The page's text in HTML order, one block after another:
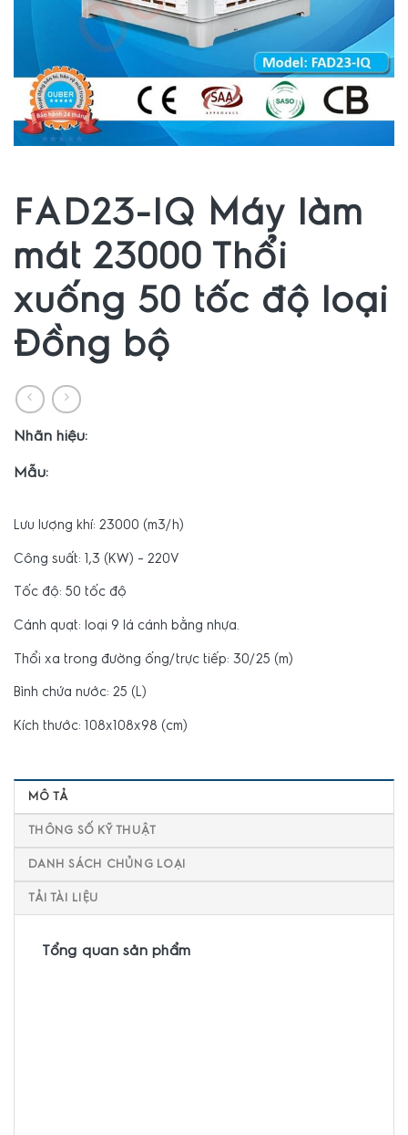
FAD23-IQ Máy làm
mát 23000 Thổi
xuống 50 tốc độ loại
Đồng bộ
Nhãn hiệu:
Mẫu:
Lưu lượng khí: 23000 (m3/h)
Công suất: 1,3 (KW) – 220V
Tốc độ: 50 tốc độ
Cánh quạt: loại 9 lá cánh bằng nhựa.
Thổi xa trong đường ống/trực tiếp: 30/25 (m)
Bình chứa nước: 25 (L)
Kích thước: 108x108x98 (cm)
MÔ TẢ
THÔNG SỐ KỸ THUẬT
DANH SÁCH CHỦNG LOẠI
TẢI TÀI LIỆU
Tổng quan sản phẩm